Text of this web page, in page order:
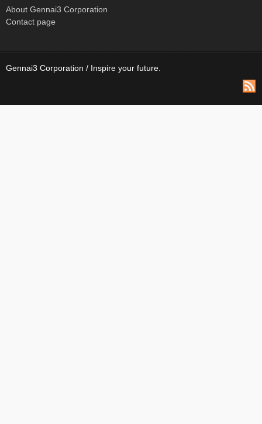
About Gennai3 Corporation
Contact page
Gennai3 Corporation / Inspire your future.